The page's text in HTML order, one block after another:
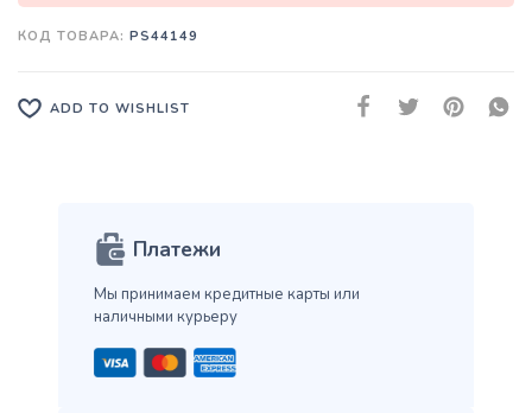
КОД ТОВАРА: PS44149
ADD TO WISHLIST
Платежи
Мы принимаем кредитные карты или
наличными курьеру